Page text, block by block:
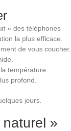
» des téléphones
la plus efficace.
de vous coucher.
température
profond.
jours.
»